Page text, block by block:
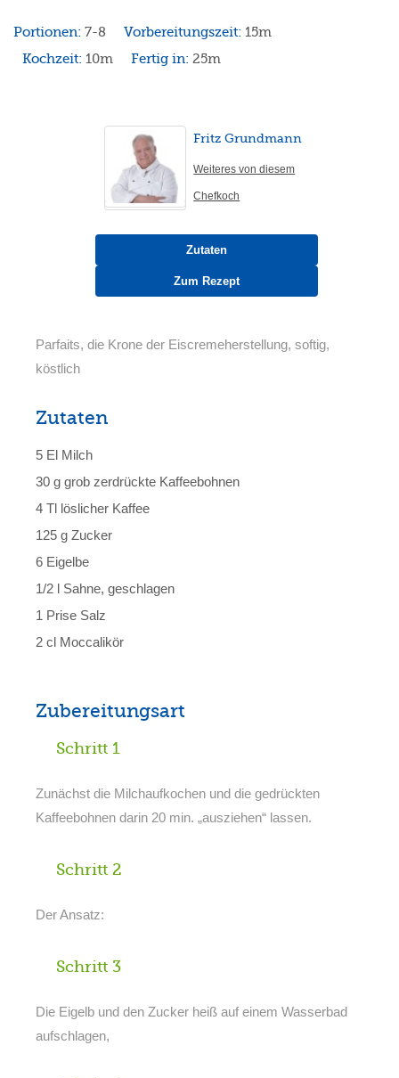
Portionen:7-8 Vorbereitungszeit:15m
Kochzeit:10m Fertig in:25m
Fritz Grundmann
Weiteres von diesem
Chefkoch
Zutaten
Zum Rezept
Parfaits, die Krone der Eiscremeherstellung, softig,
köstlich
Zutaten
5 El Milch
30 g grob zerdrückte Kaffeebohnen
4 Tl löslicher Kaffee
125 g Zucker
6 Eigelbe
1/2 l Sahne, geschlagen
1 Prise Salz
2 cl Moccalikör
Zubereitungsart
Schritt 1
Zunächst die Milchaufkochen und die gedrückten
Kaffeebohnen darin 20 min. „ausziehen“ lassen.
Schritt 2
Der Ansatz:
Schritt 3
Die Eigelb und den Zucker heiß auf einem Wasserbad
aufschlagen,